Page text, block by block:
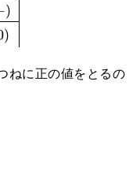
)
)
ねに正の値をとるの